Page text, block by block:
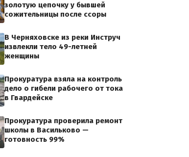
золотую цепочку у бывшей
сожительницы после ссоры
В Черняховске из реки Инструч
извлекли тело 49-летней
женщины
Прокуратура взяла на контроль
дело о гибели рабочего от тока
в Гвардейске
Прокуратура проверила ремонт
школы в Васильково —
готовность 99%